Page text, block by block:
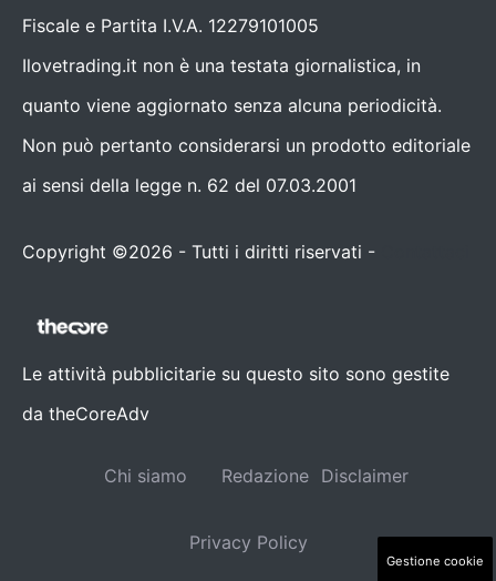
Fiscale e Partita I.V.A. 12279101005
Ilovetrading.it non è una testata giornalistica, in
quanto viene aggiornato senza alcuna periodicità.
Non può pertanto considerarsi un prodotto editoriale
ai sensi della legge n. 62 del 07.03.2001
Copyright ©2026 - Tutti i diritti riservati -
Le attività pubblicitarie su questo sito sono gestite
da theCoreAdv
Chi siamo Redazione Disclaimer
Privacy Policy
Gestione cookie